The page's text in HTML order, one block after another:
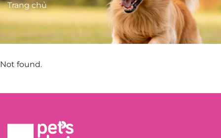
Trang chủ
Not found.